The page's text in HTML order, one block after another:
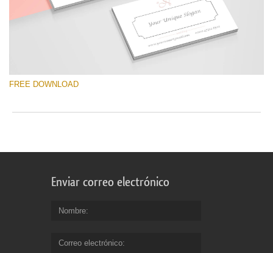
Descarga gratis
FREE DOWNLOAD
Enviar correo electrónico
Nombre
Correo electrónico